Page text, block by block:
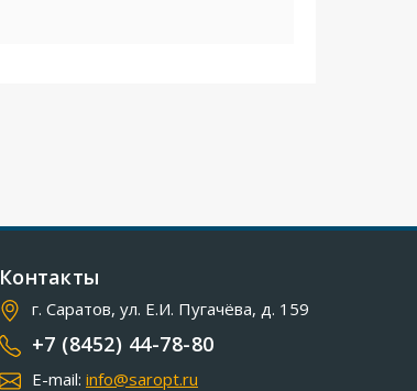
Контакты
г. Саратов, ул. Е.И. Пугачёва, д. 159
+7 (8452) 44-78-80
E-mail: info@saropt.ru